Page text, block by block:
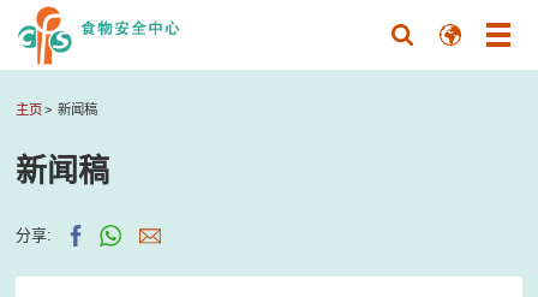
主页 新闻稿
新闻稿
分享: